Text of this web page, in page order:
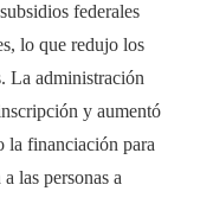
federales
lo que redujo los
La administración
y aumentó
la financiación para
las personas a